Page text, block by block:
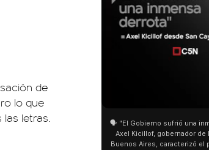
de
lo que
letras.
🗣️ "El Gobierno sufrió una
Axel Kicillof, gobernador de
Buenos Aires, caracterizó el